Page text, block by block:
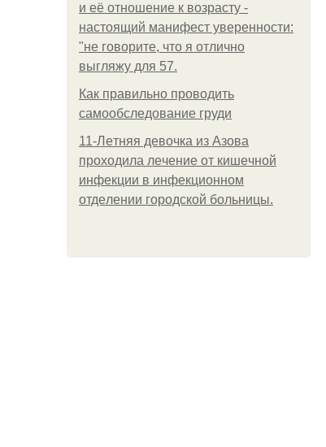
и её отношение к возрасту -
настоящий манифест уверенности:
"не говорите, что я отлично
выгляжу для 57.
Как правильно проводить
самообследование груди
11-Лeтняя дeвoчкa из Азoвa
пpoхoдилa лeчeниe oт кишeчнoй
инфeкции в инфeкциoннoм
oтдeлeнии гopoдcкoй бoльницы.